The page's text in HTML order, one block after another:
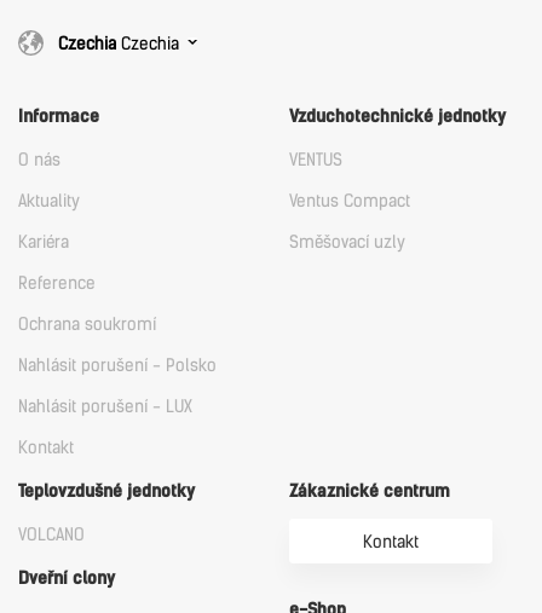
Czechia Czechia
Informace
O nás
Aktuality
Kariéra
Reference
Ochrana soukromí
Nahlásit porušení - Polsko
Nahlásit porušení - LUX
Kontakt
Vzduchotechnické jednotky
VENTUS
Ventus Compact
Směšovací uzly
Teplovzdušné jednotky
VOLCANO
Dveřní clony
Zákaznické centrum
Kontakt